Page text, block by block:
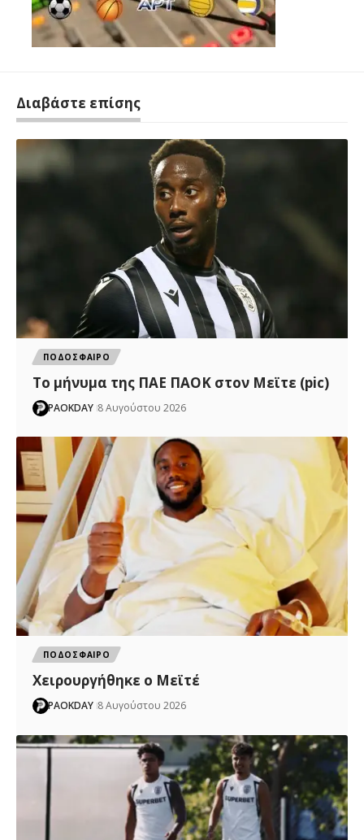
Διαβάστε επίσης
ΠΟΔΟΣΦΑΙΡΟ
Το μήνυμα της ΠΑΕ ΠΑΟΚ στον Μεϊτε (pic)
PAOKDAY 8 Αυγούστου 2026
ΠΟΔΟΣΦΑΙΡΟ
Χειρουργήθηκε ο Μεϊτέ
PAOKDAY 8 Αυγούστου 2026